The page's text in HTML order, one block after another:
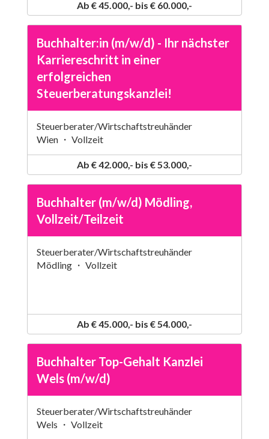
Ab € 45.000,- bis € 60.000,-
Buchhalter:in (m/w/d) - Ihr nächster
Karriereschritt in einer
erfolgreichen
Steuerberatungskanzlei!
Steuerberater/Wirtschaftstreuhänder
Wien ・ Vollzeit
Ab € 42.000,- bis € 53.000,-
Buchhalter (m/w/d) Mödling,
Vollzeit/Teilzeit
Steuerberater/Wirtschaftstreuhänder
Mödling ・ Vollzeit
Ab € 45.000,- bis € 54.000,-
Buchhalter Top-Gehalt Kanzlei
Wels (m/w/d)
Steuerberater/Wirtschaftstreuhänder
Wels ・ Vollzeit